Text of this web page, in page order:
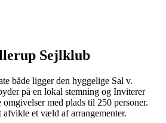
Sejlklub
både ligger den hyggelige Sal v.
på en lokal stemning og Inviterer
omgivelser med plads til 250 personer.
et væld af arrangementer.